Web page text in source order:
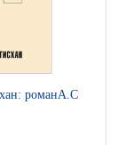
романА.С. Пушкин